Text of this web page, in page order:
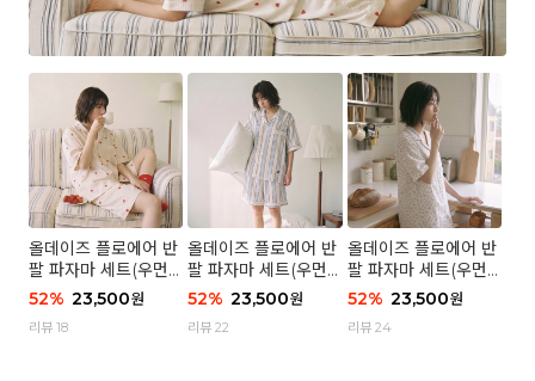
올데이즈 플로에어 반
팔 파자마 세트(우먼)
- 04 하트 컨페티
52% 23,500원
리뷰 18
올데이즈 플로에어 반
팔 파자마 세트(우먼)
- 03 브리즈 스트라이
52% 23,500원
리뷰 22
올데이즈 플로에어 반
팔 파자마 세트(우먼)
- 01 포슬 가든
52% 23,500원
리뷰 24